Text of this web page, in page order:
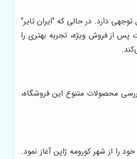
دارد. در حالی که "ایران تایر"
از فروش ویژه، تجربه بهتری را
محصولات متنوع این فروشگاه،
باشد. این کمپانی از سال ۱۹۳۰ شروع به فعالیت کرد و فعالیت خود را از شهر کورومه ژاپن آغاز نمود.